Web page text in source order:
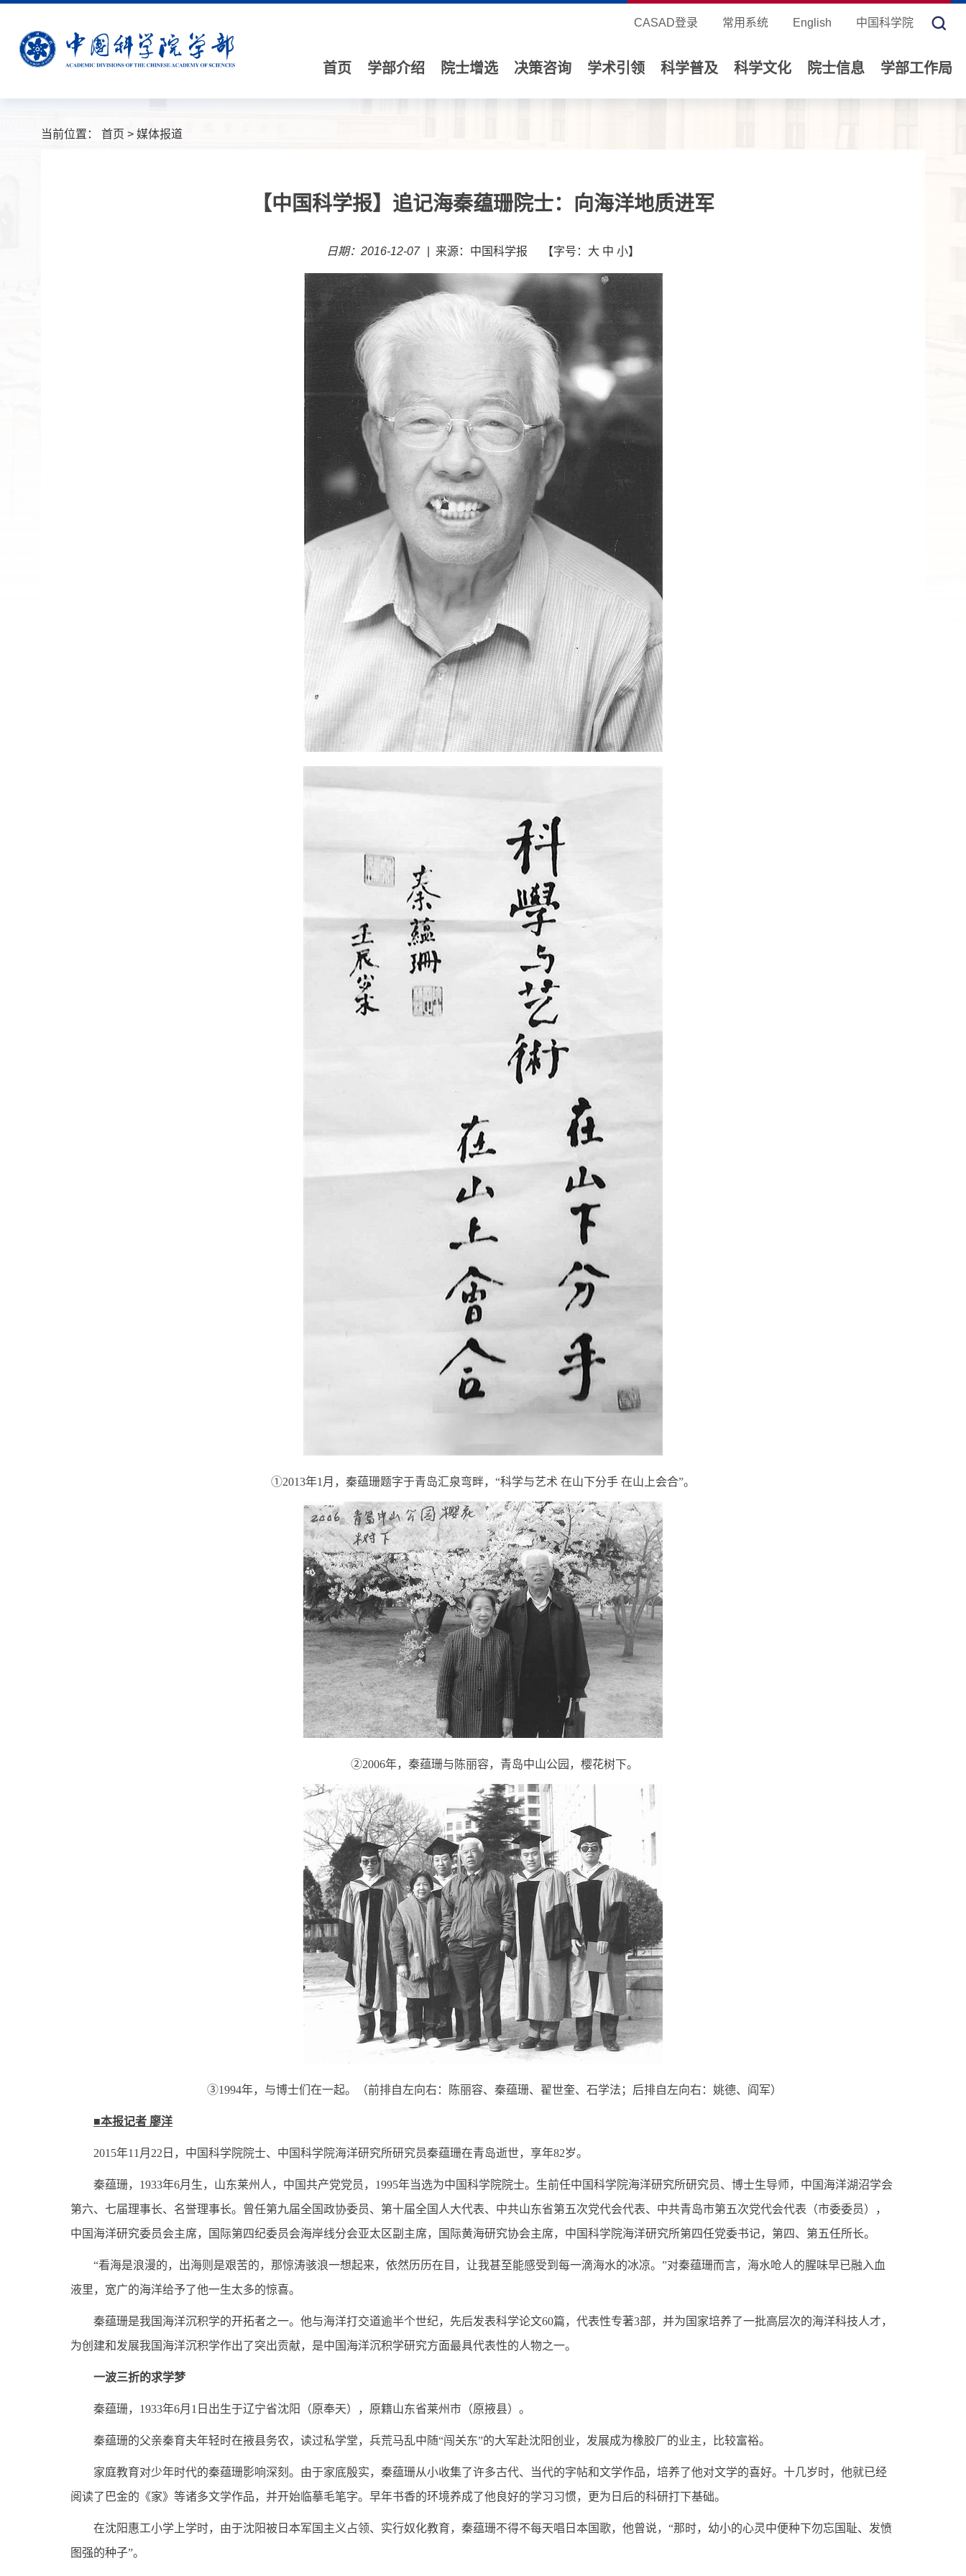
CASAD登录 常用系统 English 中国科学院
首页 学部介绍 院士增选 决策咨询 学术引领 科学普及 科学文化 院士信息 学部工作局
当前位置： 首页 > 媒体报道
【中国科学报】追记海秦蕴珊院士：向海洋地质进军
日期：2016-12-07 来源：中国科学报 【字号： 大 中 小】
①2013年1月，秦蕴珊题字于青岛汇泉弯畔，“科学与艺术 在山下分手 在山上会合”。
②2006年，秦蕴珊与陈丽容，青岛中山公园，樱花树下。
③1994年，与博士们在一起。（前排自左向右：陈丽容、秦蕴珊、翟世奎、石学法；后排自左向右：姚德、阎军）
■本报记者 廖洋
2015年11月22日，中国科学院院士、中国科学院海洋研究所研究员秦蕴珊在青岛逝世，享年82岁。
秦蕴珊，1933年6月生，山东莱州人，中国共产党党员，1995年当选为中国科学院院士。生前任中国科学院海洋研究所研究员、博士生导师，中国海洋湖沼学会
第六、七届理事长、名誉理事长。曾任第九届全国政协委员、第十届全国人大代表、中共山东省第五次党代会代表、中共青岛市第五次党代会代表（市委委员），
中国海洋研究委员会主席，国际第四纪委员会海岸线分会亚太区副主席，国际黄海研究协会主席，中国科学院海洋研究所第四任党委书记，第四、第五任所长。
“看海是浪漫的，出海则是艰苦的，那惊涛骇浪一想起来，依然历历在目，让我甚至能感受到每一滴海水的冰凉。”对秦蕴珊而言，海水呛人的腥味早已融入血
液里，宽广的海洋给予了他一生太多的惊喜。
秦蕴珊是我国海洋沉积学的开拓者之一。他与海洋打交道逾半个世纪，先后发表科学论文60篇，代表性专著3部，并为国家培养了一批高层次的海洋科技人才，
为创建和发展我国海洋沉积学作出了突出贡献，是中国海洋沉积学研究方面最具代表性的人物之一。
一波三折的求学梦
秦蕴珊，1933年6月1日出生于辽宁省沈阳（原奉天），原籍山东省莱州市（原掖县）。
秦蕴珊的父亲秦育夫年轻时在掖县务农，读过私学堂，兵荒马乱中随“闯关东”的大军赴沈阳创业，发展成为橡胶厂的业主，比较富裕。
家庭教育对少年时代的秦蕴珊影响深刻。由于家底殷实，秦蕴珊从小收集了许多古代、当代的字帖和文学作品，培养了他对文学的喜好。十几岁时，他就已经
阅读了巴金的《家》等诸多文学作品，并开始临摹毛笔字。早年书香的环境养成了他良好的学习习惯，更为日后的科研打下基础。
在沈阳惠工小学上学时，由于沈阳被日本军国主义占领、实行奴化教育，秦蕴珊不得不每天唱日本国歌，他曾说，“那时，幼小的心灵中便种下勿忘国耻、发愤
图强的种子”。